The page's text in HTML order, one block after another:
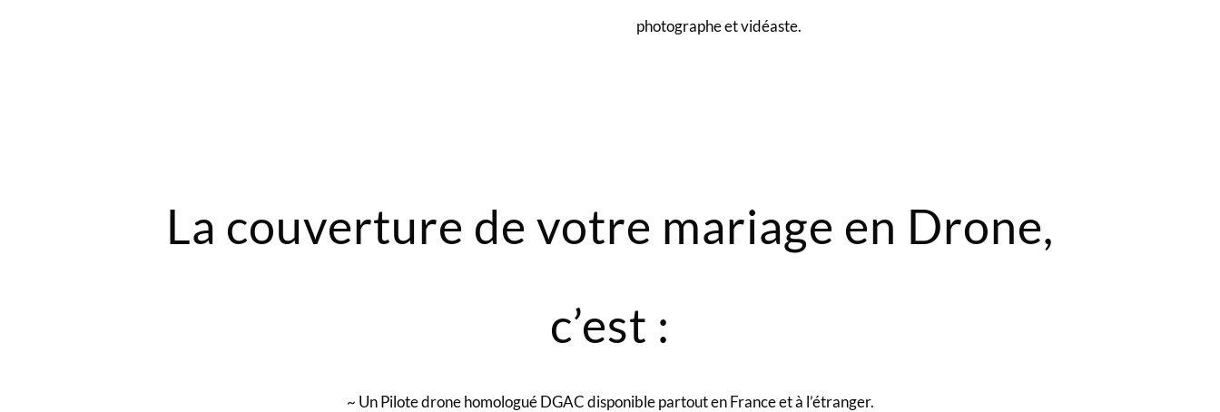
photographe et vidéaste.
La couverture de votre mariage en Drone,
c’est :
~ Un Pilote drone homologué DGAC disponible partout en France et à l’étranger.